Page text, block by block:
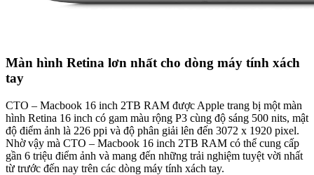
Màn hình Retina lơn nhất cho dòng máy tính xách
tay
CTO – Macbook 16 inch 2TB RAM được Apple trang bị một màn
hình Retina 16 inch có gam màu rộng P3 cùng độ sáng 500 nits, mật
độ điểm ảnh là 226 ppi và độ phân giải lên đến 3072 x 1920 pixel.
Nhờ vậy mà CTO – Macbook 16 inch 2TB RAM có thể cung cấp
gần 6 triệu điểm ảnh và mang đến những trải nghiệm tuyệt vời nhất
từ trước đến nay trên các dòng máy tính xách tay.